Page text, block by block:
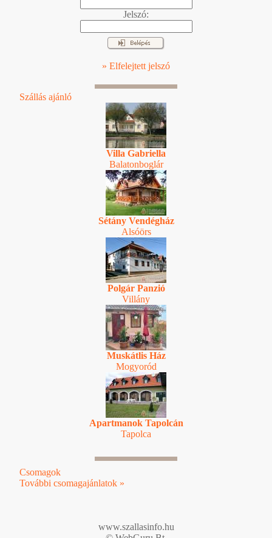
Jelszó:
» Elfelejtett jelszó
Szállás ajánló
Villa Gabriella
Balatonboglár
Sétány Vendégház
Alsóörs
Polgár Panzió
Villány
Muskátlis Ház
Mogyoród
Apartmanok Tapolcán
Tapolca
Csomagok
További csomagajánlatok »
www.szallasinfo.hu